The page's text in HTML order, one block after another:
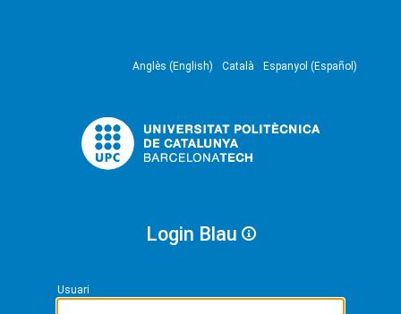
Anglès (English) Català Espanyol (Español)
Login Blau
Usuari